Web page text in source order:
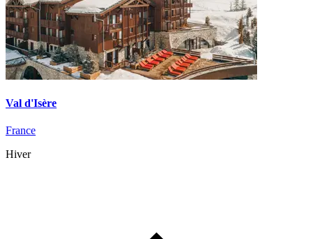
Val d'Isère
France
Hiver